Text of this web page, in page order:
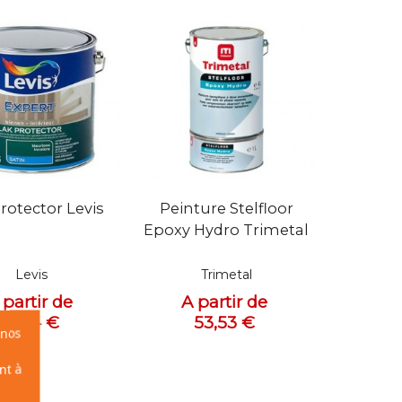
rapide Levis
Levis
partir de
51,84 €
Vue rapide
Peinture Stelfloor
Epoxy Hydro Trimetal
Trimetal
A partir de
53,53 €
à